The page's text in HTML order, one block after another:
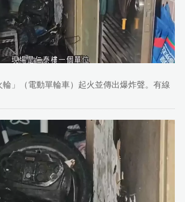
」（電動單輪車）起火並傳出爆炸聲。有線